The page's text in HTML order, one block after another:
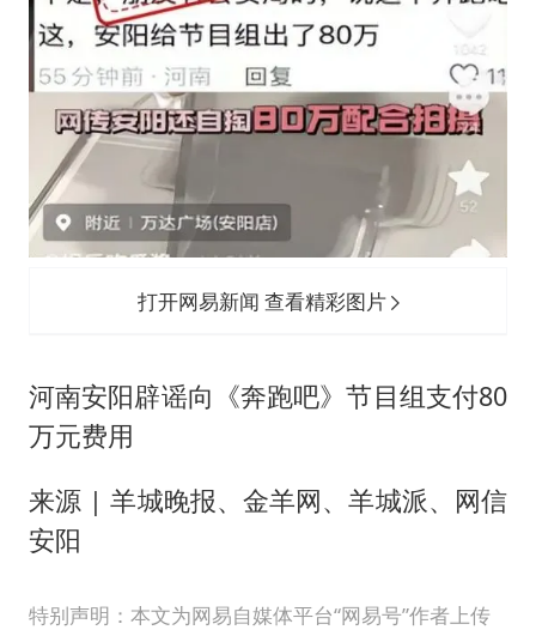
打开网易新闻 查看精彩图片
河南安阳辟谣向《奔跑吧》节目组支付80
万元费用
来源 | 羊城晚报、金羊网、羊城派、网信
安阳
特别声明：本文为网易自媒体平台“网易号”作者上传